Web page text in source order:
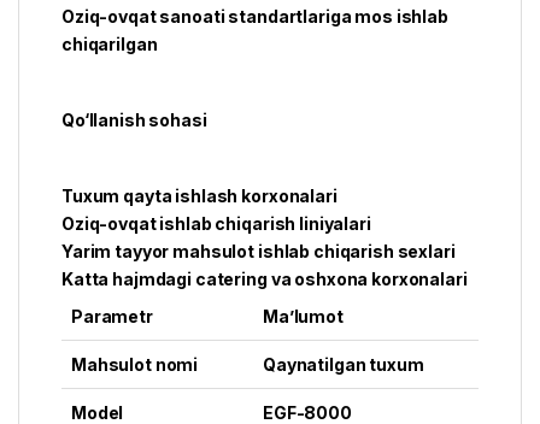
Oziq-ovqat sanoati standartlariga mos ishlab
chiqarilgan
Qo‘llanish sohasi
Tuxum qayta ishlash korxonalari
Oziq-ovqat ishlab chiqarish liniyalari
Yarim tayyor mahsulot ishlab chiqarish sexlari
Katta hajmdagi catering va oshxona korxonalari
Parametr
Ma’lumot
Mahsulot nomi Qaynatilgan tuxum
Model EGF-8000